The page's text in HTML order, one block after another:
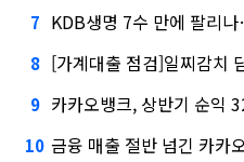
7 KDB생명 7수 만에 팔리
8 [가계대출 점검]일찌감치
9 카카오뱅크, 상반기 순익 3280억
10 금융 매출 절반 넘긴 카카